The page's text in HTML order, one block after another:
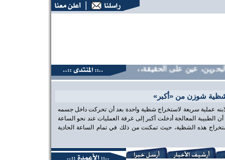
عين على الحقيقة،، منتديات البحرين، عين على الحقيقة،،
شوزن من «أكبر»
عملية سريعة لاستخراج شظية واحدة بعد أن تحركت داخل جسمه
المعالجة أدخلت أكبر إلى غرفة العمليات عند نحو الساعة
هذه الشظية، حيث تمكنت من ذلك في تمام الساعة الحادية